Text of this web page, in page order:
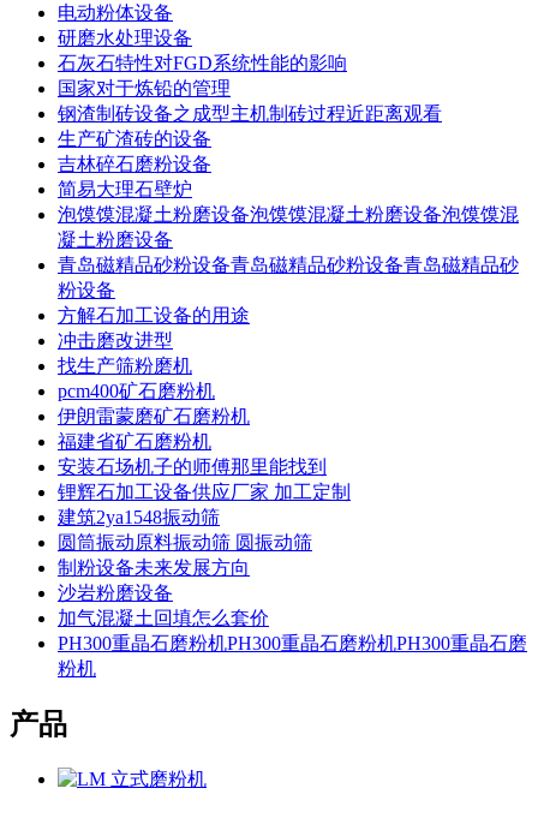
电动粉体设备
研磨水处理设备
石灰石特性对FGD系统性能的影响
国家对于炼铅的管理
钢渣制砖设备之成型主机制砖过程近距离观看
生产矿渣砖的设备
吉林碎石磨粉设备
简易大理石壁炉
泡馍馍混凝土粉磨设备泡馍馍混凝土粉磨设备泡馍馍混
凝土粉磨设备
青岛磁精品砂粉设备青岛磁精品砂粉设备青岛磁精品砂
粉设备
方解石加工设备的用途
冲击磨改进型
找生产筛粉磨机
pcm400矿石磨粉机
伊朗雷蒙磨矿石磨粉机
福建省矿石磨粉机
安装石场机子的师傅那里能找到
锂辉石加工设备供应厂家 加工定制
建筑2ya1548振动筛
圆筒振动原料振动筛 圆振动筛
制粉设备未来发展方向
沙岩粉磨设备
加气混凝土回填怎么套价
PH300重晶石磨粉机PH300重晶石磨粉机PH300重晶石磨
粉机
产品